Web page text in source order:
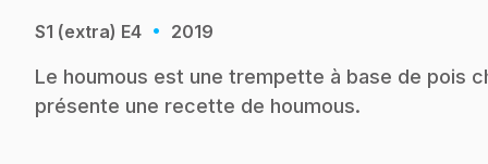
S1 (extra) E4 · 2019
Le houmous est une trempette à base de pois
présente une recette de houmous.